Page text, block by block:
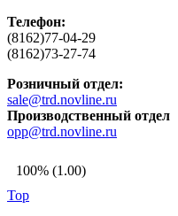
Телефон:
(8162)77-04-29
(8162)73-27-74
Розничный отдел:
sale@trd.novline.ru
Производственный отдел
opp@trd.novline.ru
100% (1.00)
Top